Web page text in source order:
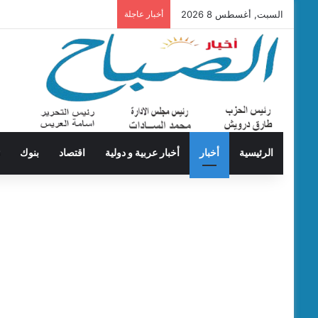
السبت, أغسطس 8 2026 أخبار عاجلة
الرئيسية أخبار أخبار عربية و دولية اقتصاد بنوك